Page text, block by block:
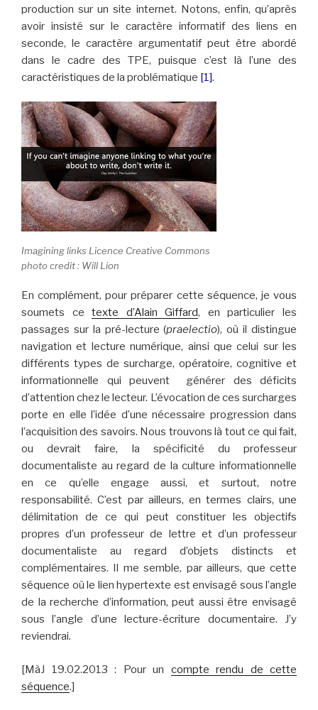
production sur un site internet. Notons, enfin, qu’après
avoir insisté sur le caractère informatif des liens en
seconde, le caractère argumentatif peut être abordé
dans le cadre des TPE, puisque c’est là l’une des
caractéristiques de la problématique [1].
Imagining links Licence Creative Commons
photo credit : Will Lion
En complément, pour préparer cette séquence, je vous
soumets cetexte d’Alain Giffard, en particulier les
passages sur la pré-lecture (praelectio), où il distingue
navigation et lecture numérique, ainsi que celui sur les
différents types de surcharge, opératoire, cognitive et
informationnelle qui peuvent générer des déficits
d’attention chez le lecteur. L’évocation de ces surcharges
porte en elle l’idée d’une nécessaire progression dans
l’acquisition des savoirs. Nous trouvons là tout ce qui fait,
ou devrait faire, la spécificité du professeur
documentaliste au regard de la culture informationnelle
en ce qu’elle engage aussi, et surtout, notre
responsabilité. C’est par ailleurs, en termes clairs, une
délimitation de ce qui peut constituer les objectifs
propres d’un professeur de lettre et d’un professeur
documentaliste au regard d’objets distincts et
complémentaires. Il me semble, par ailleurs, que cette
séquence où le lien hypertexte est envisagé sous l’angle
de la recherche d’information, peut aussi être envisagé
sous l’angle d’une lecture-écriture documentaire. J’y
reviendrai.
[MàJ 19.02.2013 : Pour un compte rendu de cette
séquence.]